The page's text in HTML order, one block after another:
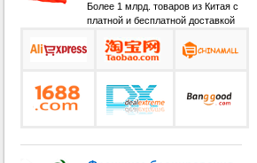
Более 1 млрд. товаров из Китая с
платной и бесплатной доставкой